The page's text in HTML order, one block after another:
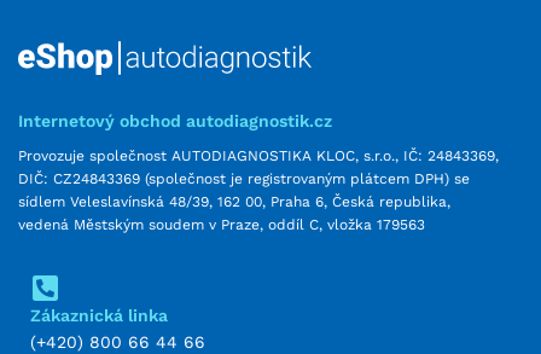
Internetový obchod autodiagnostik.cz
Provozuje společnost AUTODIAGNOSTIKA KLOC, s.r.o., IČ: 24843369,
DIČ: CZ24843369 (společnost je registrovaným plátcem DPH) se
sídlem Veleslavínská 48/39, 162 00, Praha 6, Česká republika,
vedená Městským soudem v Praze, oddíl C, vložka 179563
Zákaznická linka
(+420) 800 66 44 66